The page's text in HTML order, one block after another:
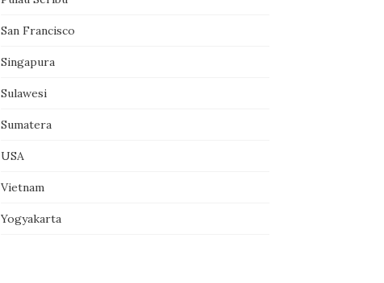
San Francisco
Singapura
Sulawesi
Sumatera
USA
Vietnam
Yogyakarta